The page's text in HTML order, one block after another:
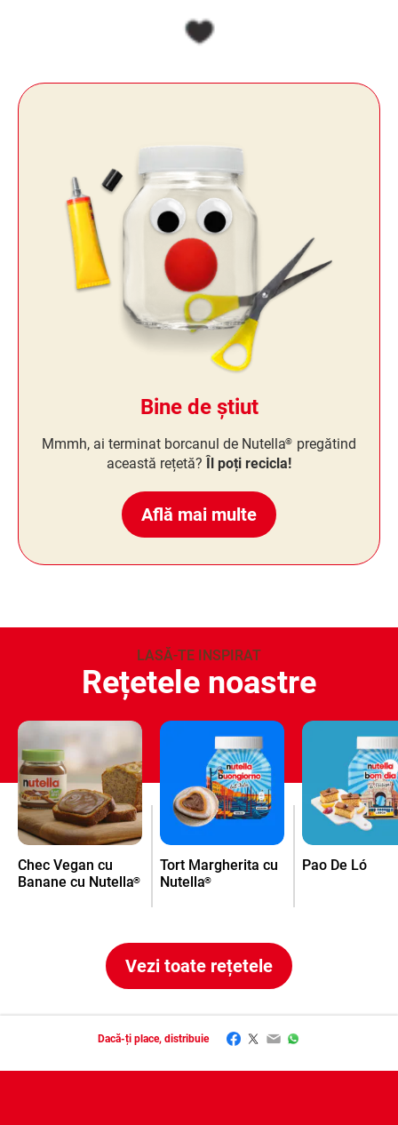
Bine de știut
Mmmh, ai terminat borcanul de Nutella® pregătind
această rețetă?
Îl poți recicla!
Află mai multe
LASĂ-TE INSPIRAT
Rețetele noastre
Chec Vegan cu
Banane cu Nutella®
Tort Margherita cu
Nutella®
Pao De Ló
Vezi toate rețetele
Dacă-ți place, distribuie Facebook
Twitter
EmailWhatsApp